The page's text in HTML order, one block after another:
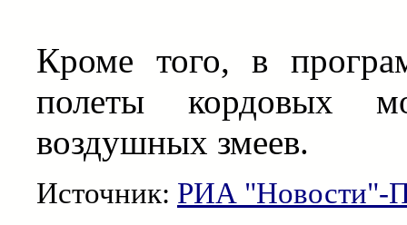
Кроме того, в
полеты кордовых
воздушных змеев.
Источник: РИА "Новости"-